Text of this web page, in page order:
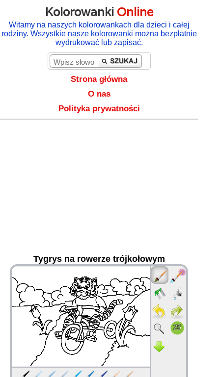
Kolorowanki Online
Witamy na naszych kolorowankach dla dzieci i całej
rodziny. Wszystkie nasze kolorowanki można bezpłatnie
wydrukować lub zapisać.
Strona główna
O nas
Polityka prywatności
Tygrys na rowerze trójkołowym